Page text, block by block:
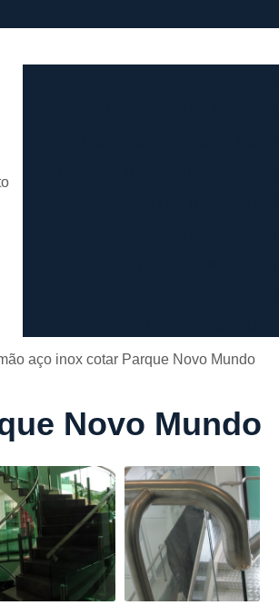
Calandragem Tubo em
Conformação com Tubo Tipo
Conformação em
Conformação para
Conformação Tubo de Metal
Corrimão Aço Tipo
Corrimão de
aço inox cotar Parque Novo Mundo
Novo Mundo